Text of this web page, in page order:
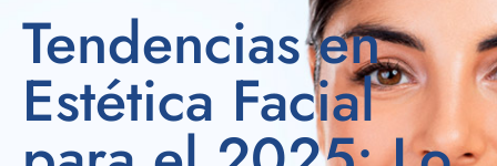
Tendencias en
Estética Facial